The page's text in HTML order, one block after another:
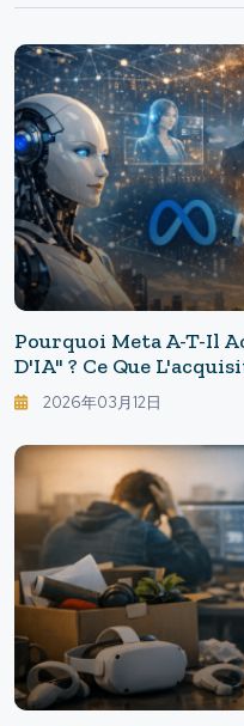
Pourquoi Meta A-T-Il
D'IA" ? Ce Que
Sur La Porte D'entrée
Génération
2026年03月12日